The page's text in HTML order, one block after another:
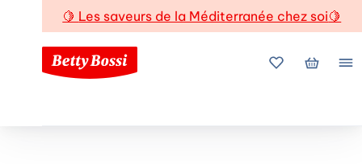
🍋 Les saveurs de la Méditerranée chez soi🍋
Mes favoris
Mon